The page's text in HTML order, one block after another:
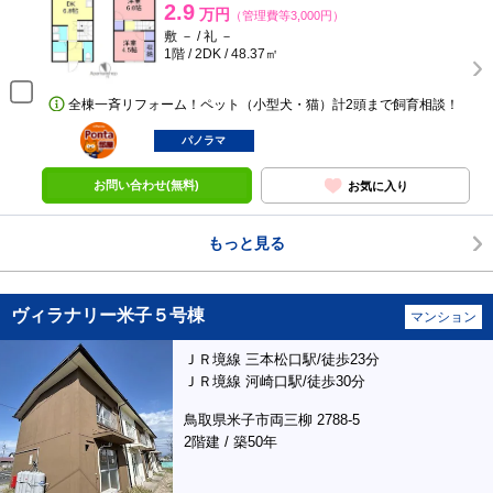
2.9 万円 （管理費等3,000円）
敷 － / 礼 －
1階 / 2DK / 48.37㎡
全棟一斉リフォーム！ペット（小型犬・猫）計2頭まで飼育相談！
ポンタ
部屋
パノラマ
お問い合わせ(無料) お気に入り
もっと見る
ヴィラナリー米子５号棟 マンション
ＪＲ境線 三本松口駅/徒歩23分
ＪＲ境線 河崎口駅/徒歩30分
鳥取県米子市両三柳 2788-5
2階建 / 築50年